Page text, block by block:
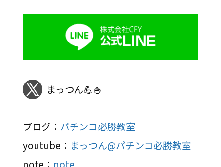
まっつん💪🍚
ブログ： パチンコ必勝教室
youtube： まっつん@パチンコ必勝教室
note： note